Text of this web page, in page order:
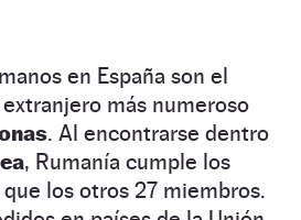
en España son el
más numeroso
. Al encontrarse dentro
, Rumanía cumple los
los otros 27 miembros.